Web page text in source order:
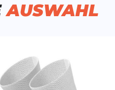
Zone Two
AUSWAHL